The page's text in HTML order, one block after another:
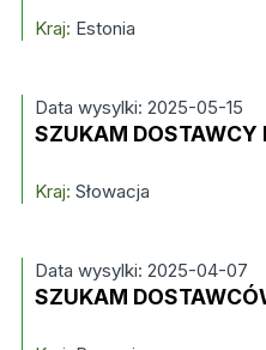
Kraj: Estonia
Data wysylki: 2025-05-15
SZUKAM DOSTAWCY
Kraj: Słowacja
Data wysylki: 2025-04-07
SZUKAM